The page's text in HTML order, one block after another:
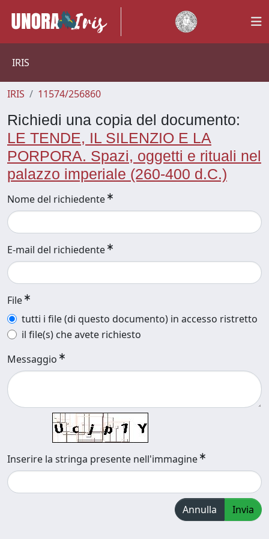
IRIS
IRIS 11574/256860
Richiedi una copia del documento:
LE TENDE, IL SILENZIO E LA
PORPORA. Spazi, oggetti e rituali nel
palazzo imperiale (260-400 d.C.)
Nome del richiedente
E-mail del richiedente
File
tutti i file (di questo documento) in accesso ristretto
il file(s) che avete richiesto
Messaggio
Inserire la stringa presente nell'immagine
Annulla Invia